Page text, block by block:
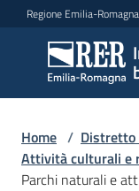
Vai al contenuto
Vai alla navigazione
Vai al footer
Regione Emilia-Romagna
e
Home / Distretto
Attività culturali e
Parchi naturali e